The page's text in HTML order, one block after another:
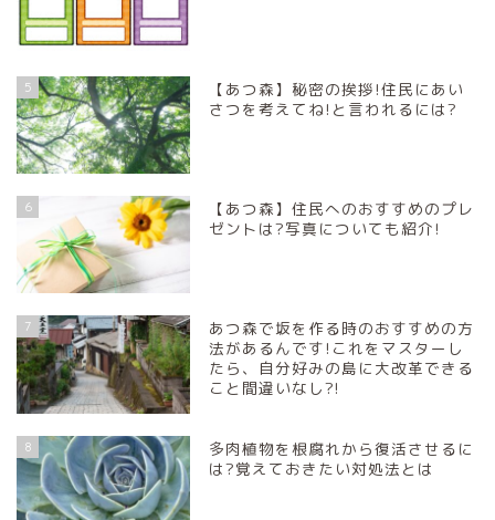
5
【あつ森】秘密の挨拶!住民にあい
さつを考えてね!と言われるには?
6
【あつ森】住民へのおすすめのプレ
ゼントは?写真についても紹介!
7
あつ森で坂を作る時のおすすめの方
法があるんです!これをマスターし
たら、自分好みの島に大改革できる
こと間違いなし?!
8
多肉植物を根腐れから復活させるに
は?覚えておきたい対処法とは